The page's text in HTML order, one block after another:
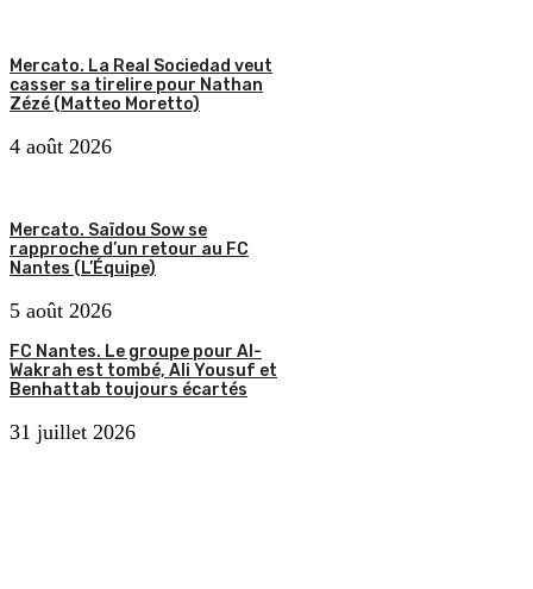
Mercato. La Real Sociedad veut
casser sa tirelire pour Nathan
Zézé (Matteo Moretto)
4 août 2026
Mercato. Saïdou Sow se
rapproche d’un retour au FC
Nantes (L’Équipe)
5 août 2026
FC Nantes. Le groupe pour Al-
Wakrah est tombé, Ali Yousuf et
Benhattab toujours écartés
31 juillet 2026